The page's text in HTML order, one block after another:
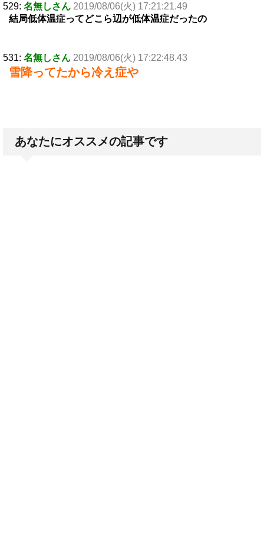
529: 名無しさん 2019/08/06(火) 17:21:21.49
結局低体温症ってどこら辺が低体温症だったの
531: 名無しさん 2019/08/06(火) 17:22:48.43
雪降ってたから冷え症や
あなたにオススメの記事です